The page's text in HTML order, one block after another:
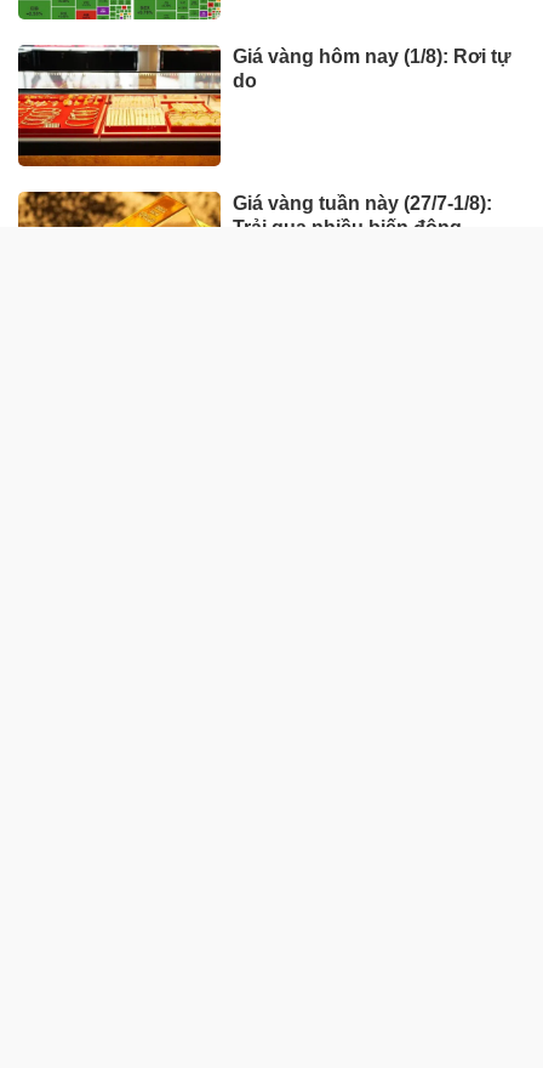
Giá vàng hôm nay (1/8): Rơi tự
do
Giá vàng tuần này (27/7-1/8):
Trải qua nhiều biến động